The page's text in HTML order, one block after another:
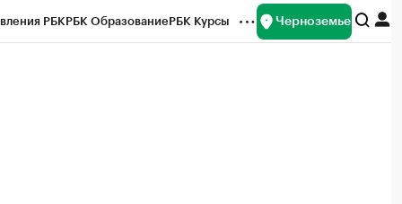
РБКРБК ОбразованиеРБК Курсы Черноземье